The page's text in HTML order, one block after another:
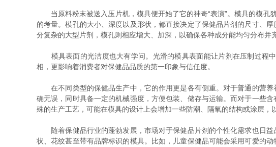
当原料粉末被送入压片机，模具便开始了它的神奇“表演”。模具的模孔
的考量。模孔的大小、深度以及形状，都直接决定了保健品片剂的尺寸、
分复杂的大型片剂，模孔则相应增大、加深，以确保各种成分能均匀分布并
模具表面的光洁度也大有学问。光滑的模具表面能让片剂在压制过程中
相，更影响着消费者对保健品品质的第一印象与信任度。
在不同类型的保健品生产中，它的作用更是各有侧重。对于普通的营养
确无误，同时具备一定的机械强度，方便包装、储存与运输。而对于一些
殊的生产工艺，可能在模具的设计上会增加一些防潮、隔氧的结构或涂层
随着保健品行业的蓬勃发展，市场对于保健品片剂的个性化需求也日益
状、花纹甚至带有品牌标识的模具。比如，儿童保健品可能会采用可爱的